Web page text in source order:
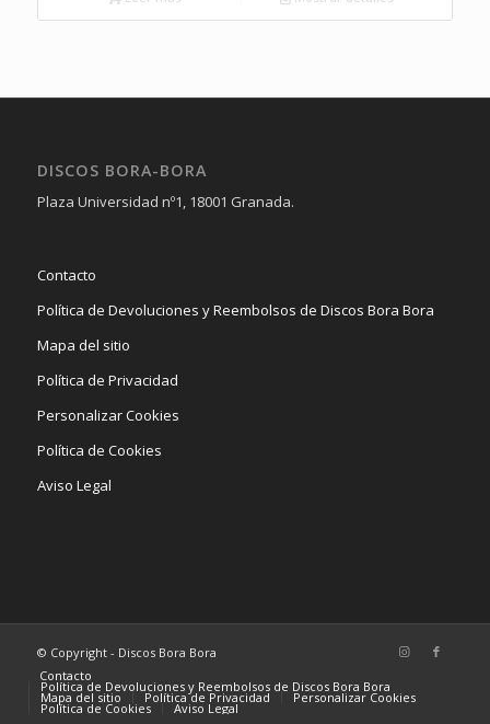
DISCOS BORA-BORA
Plaza Universidad nº1, 18001 Granada.
Contacto
Política de Devoluciones y Reembolsos de Discos Bora Bora
Mapa del sitio
Política de Privacidad
Personalizar Cookies
Política de Cookies
Aviso Legal
© Copyright - Discos Bora Bora
Contacto
Política de Devoluciones y Reembolsos de Discos Bora Bora
Mapa del sitio Política de Privacidad Personalizar Cookies
Política de Cookies Aviso Legal